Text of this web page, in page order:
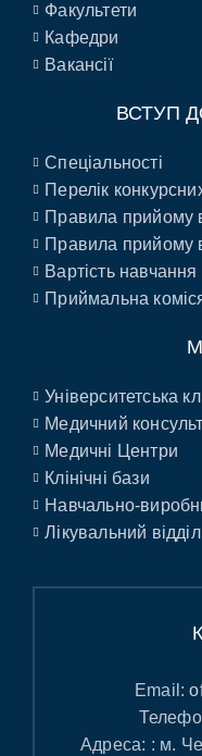
Факультети
Кафедри
Вакансії
ВСТУП
Спеціальності
Перелік
Правила прийому
Правила прийому
Вартість навчання
Приймальна
Університетська
Медичний
Медичні Центри
Клінічні бази
Навчально-
Лікувальний відділ
Email:
Адреса: : м.